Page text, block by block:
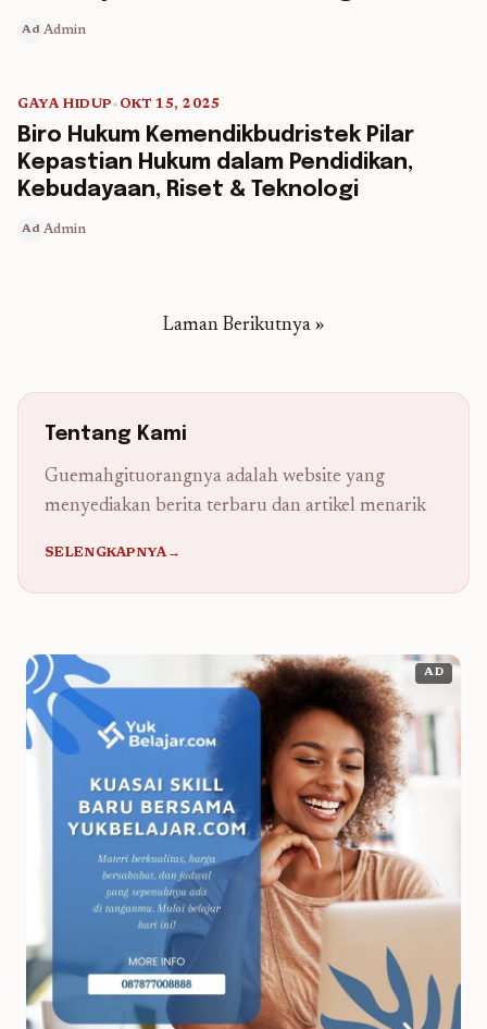
Ad Admin
5 min read
GAYA HIDUP• OKT 15, 2025
Biro Hukum Kemendikbudristek Pilar
Kepastian Hukum dalam Pendidikan,
Kebudayaan, Riset & Teknologi
Ad Admin
Laman Berikutnya »
Tentang Kami
Guemahgituorangnya adalah website yang
menyediakan berita terbaru dan artikel menarik
SELENGKAPNYA→
AD